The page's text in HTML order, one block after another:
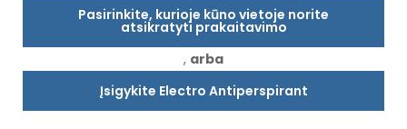
Pasirinkite, kurioje kūno vietoje norite
atsikratyti prakaitavimo
, arba
Įsigykite Electro Antiperspirant